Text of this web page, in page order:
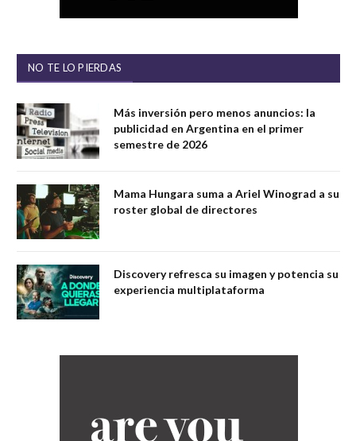
NO TE LO PIERDAS
Más inversión pero menos anuncios: la
publicidad en Argentina en el primer
semestre de 2026
Mama Hungara suma a Ariel Winograd a su
roster global de directores
Discovery refresca su imagen y potencia su
experiencia multiplataforma